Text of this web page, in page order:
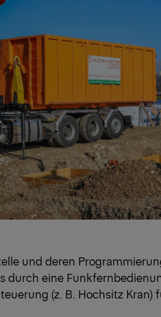
und deren
durch eine
(z. B. Hochsitz